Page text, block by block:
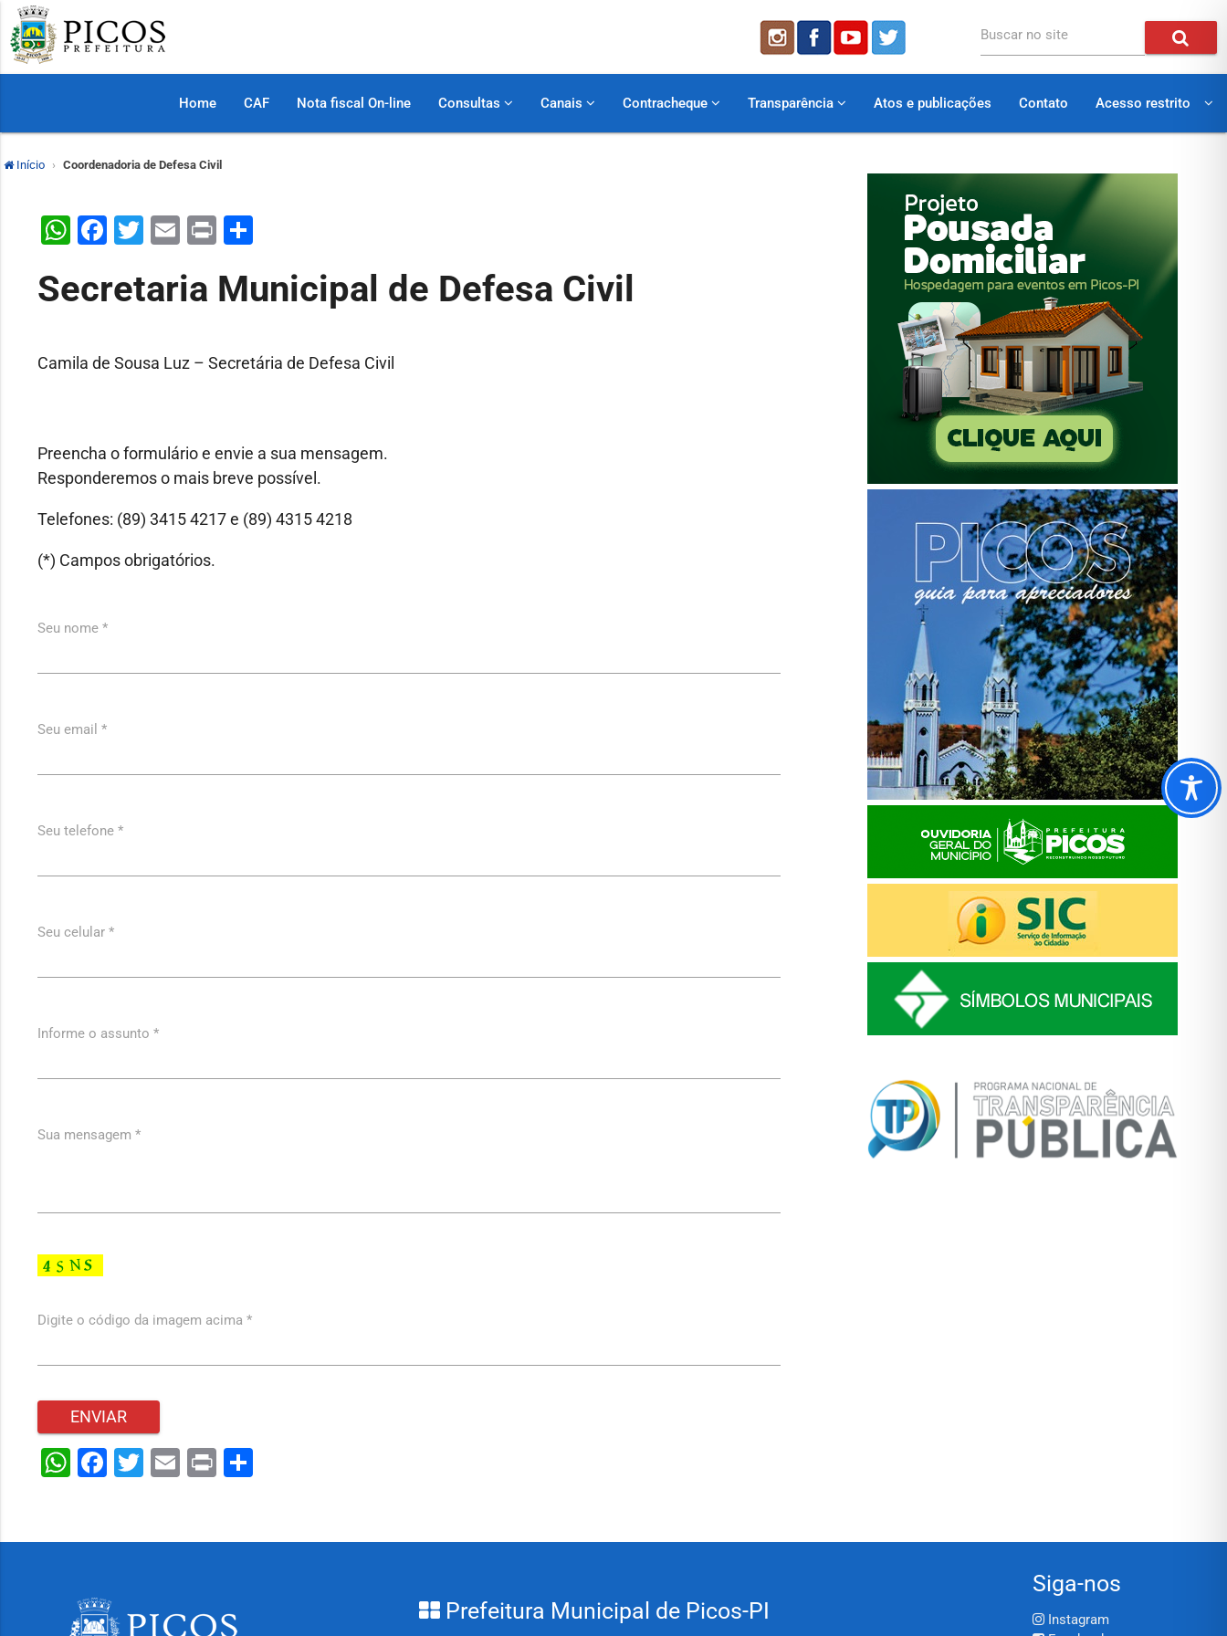
Buscar no site
Home CAF Nota fiscal On-line Consultas Canais Contracheque Transparência Atos e publicações Contato Acesso restrito
Início Coordenadoria de Defesa Civil
WhatsApp
Facebook
Twitter
Email
Print
Secretaria Municipal de Defesa Civil
Camila de Sousa Luz – Secretária de Defesa Civil
Preencha o formulário e envie a sua mensagem.
Responderemos o mais breve possível.
Telefones: (89) 3415 4217 e (89) 4315 4218
(*) Campos obrigatórios.
Seu nome *
Seu email *
Seu telefone *
Seu celular *
Informe o assunto *
Sua mensagem *
Digite o código da imagem acima *
WhatsApp
Facebook
Twitter
Email
Print
Prefeitura Municipal de Picos-PI
Siga-nos
Instagram